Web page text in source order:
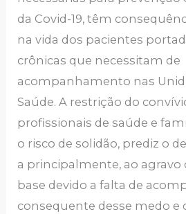
da Covid-19, têm
na vida dos pacientes
crônicas que necessitam de
acompanhamento nas
Saúde. A restrição do
profissionais de saúde e
o risco de solidão, prediz o
a principalmente, ao agravo
base devido a falta de
consequente desse medo